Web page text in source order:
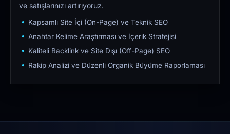
ve satışlarınızı artırıyoruz.
Kapsamlı Site İçi (On-Page) ve Teknik SEO
Anahtar Kelime Araştırması ve İçerik Stratejisi
Kaliteli Backlink ve Site Dışı (Off-Page) SEO
Rakip Analizi ve Düzenli Organik Büyüme Raporlaması